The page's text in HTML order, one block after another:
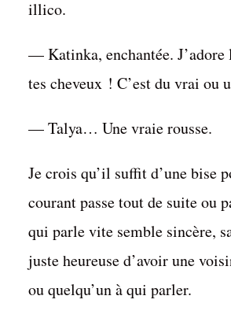
illico.
— Katinka, enchantée. J’adore
tes cheveux ! C’est du vrai ou
— Talya… Une vraie rousse.
Je crois qu’il suffit d’une bise
courant passe tout de suite ou
qui parle vite semble sincère,
juste heureuse d’avoir une
ou quelqu’un à qui parler.